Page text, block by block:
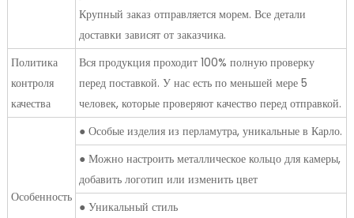
Крупный заказ отправляется морем. Все детали
доставки зависят от заказчика.
Политика
контроля
качества
Вся продукция проходит 100% полную проверку
перед поставкой. У нас есть по меньшей мере 5
человек, которые проверяют качество перед отправкой.
Особенность
● Особые изделия из перламутра, уникальные в Карло.
● Можно настроить металлическое кольцо для камеры,
добавить логотип или изменить цвет
● Уникальный стиль